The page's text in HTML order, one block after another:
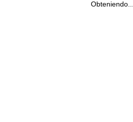
Obteniendo...